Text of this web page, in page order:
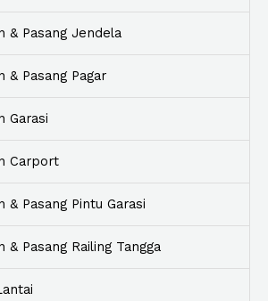
& Pasang Jendela
& Pasang Pagar
Garasi
Carport
& Pasang Pintu Garasi
& Pasang Railing Tangga